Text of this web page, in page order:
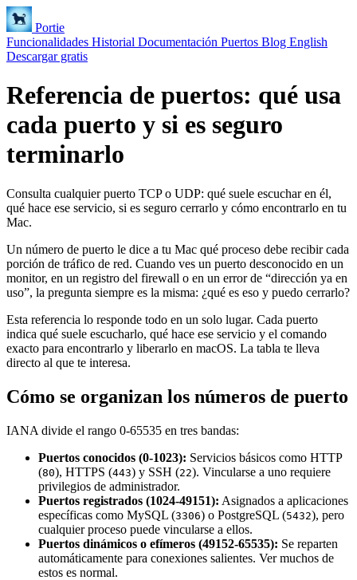
Portie
Funcionalidades Historial Documentación Puertos Blog English
Descargar gratis
Referencia de puertos: qué usa
cada puerto y si es seguro
terminarlo
Consulta cualquier puerto TCP o UDP: qué suele escuchar en él,
qué hace ese servicio, si es seguro cerrarlo y cómo encontrarlo en tu
Mac.
Un número de puerto le dice a tu Mac qué proceso debe recibir cada
porción de tráfico de red. Cuando ves un puerto desconocido en un
monitor, en un registro del firewall o en un error de “dirección ya en
uso”, la pregunta siempre es la misma: ¿qué es eso y puedo cerrarlo?
Esta referencia lo responde todo en un solo lugar. Cada puerto
indica qué suele escucharlo, qué hace ese servicio y el comando
exacto para encontrarlo y liberarlo en macOS. La tabla te lleva
directo al que te interesa.
Cómo se organizan los números de puerto
IANA divide el rango 0-65535 en tres bandas:
Puertos conocidos (0-1023): Servicios básicos como HTTP
(80), HTTPS (443) y SSH (22). Vincularse a uno requiere
privilegios de administrador.
Puertos registrados (1024-49151): Asignados a aplicaciones
específicas como MySQL (3306) o PostgreSQL (5432), pero
cualquier proceso puede vincularse a ellos.
Puertos dinámicos o efímeros (49152-65535): Se reparten
automáticamente para conexiones salientes. Ver muchos de
estos es normal.